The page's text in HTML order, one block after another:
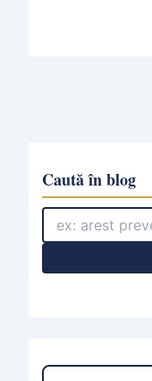
Caută în blog